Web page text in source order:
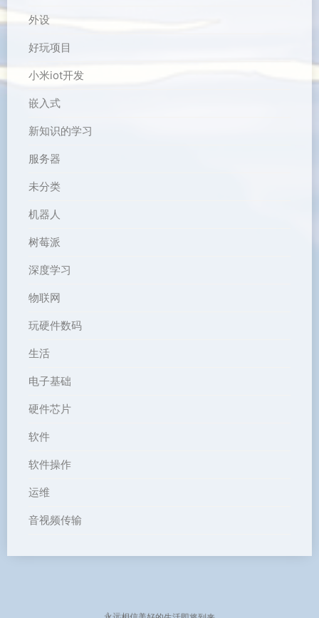
外设
好玩项目
小米iot开发
嵌入式
新知识的学习
服务器
未分类
机器人
树莓派
深度学习
物联网
玩硬件数码
生活
电子基础
硬件芯片
软件
软件操作
运维
音视频传输